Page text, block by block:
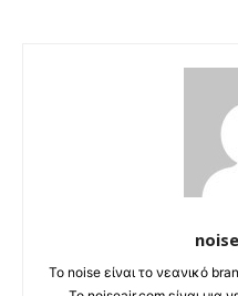
Το noise είναι το νεανικό